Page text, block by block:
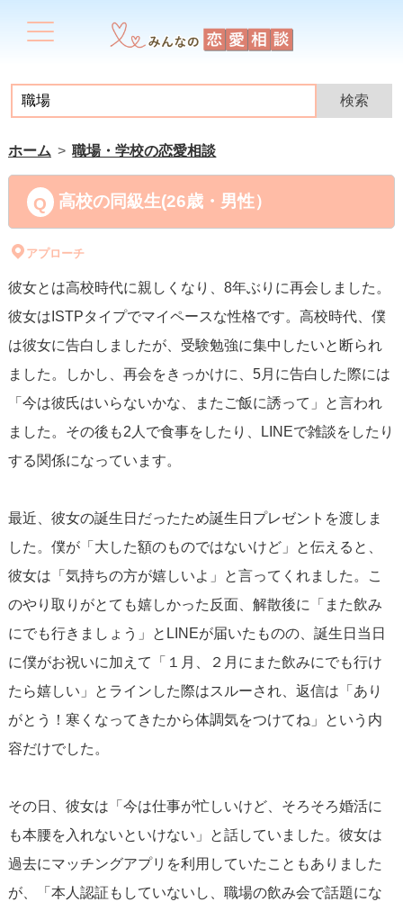
ホーム 職場・学校の恋愛相談
高校の同級生(26歳・男性）
アプローチ
彼女とは高校時代に親しくなり、8年ぶりに再会しました。
彼女はISTPタイプでマイペースな性格です。高校時代、僕
は彼女に告白しましたが、受験勉強に集中したいと断られ
ました。しかし、再会をきっかけに、5月に告白した際には
「今は彼氏はいらないかな、またご飯に誘って」と言われ
ました。その後も2人で食事をしたり、LINEで雑談をしたり
する関係になっています。
最近、彼女の誕生日だったため誕生日プレゼントを渡しま
した。僕が「大した額のものではないけど」と伝えると、
彼女は「気持ちの方が嬉しいよ」と言ってくれました。こ
のやり取りがとても嬉しかった反面、解散後に「また飲み
にでも行きましょう」とLINEが届いたものの、誕生日当日
に僕がお祝いに加えて「１月、２月にまた飲みにでも行け
たら嬉しい」とラインした際はスルーされ、返信は「あり
がとう！寒くなってきたから体調気をつけてね」という内
容だけでした。
その日、彼女は「今は仕事が忙しいけど、そろそろ婚活に
も本腰を入れないといけない」と話していました。彼女は
過去にマッチングアプリを利用していたこともありました
が、「本人認証もしていないし、職場の飲み会で話題にな